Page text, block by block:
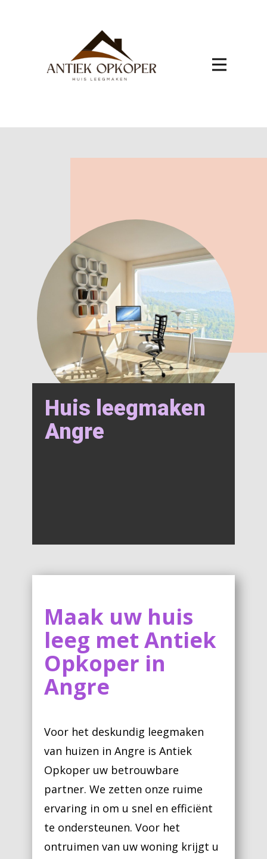
Huis leegmaken
Angre
Maak uw huis
leeg met Antiek
Opkoper in
Angre
Voor het deskundig leegmaken
van huizen in Angre is Antiek
Opkoper uw betrouwbare
partner. We zetten onze ruime
ervaring in om u snel en efficiënt
te ondersteunen. Voor het
ontruimen van uw woning krijgt u